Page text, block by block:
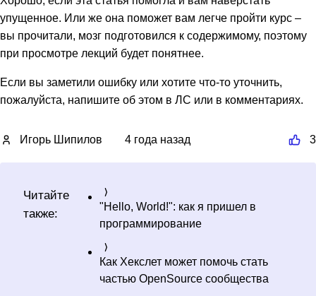
упущенное. Или же она поможет вам легче пройти курс –
вы прочитали, мозг подготовился к содержимому, поэтому
при просмотре лекций будет понятнее.
Если вы заметили ошибку или хотите что-то уточнить,
пожалуйста, напишите об этом в ЛС или в комментариях.
Игорь Шипилов 4 года назад 3
Читайте
также:
"Hello, World!": как я пришел в
программирование
Как Хекслет может помочь стать
частью OpenSource сообщества